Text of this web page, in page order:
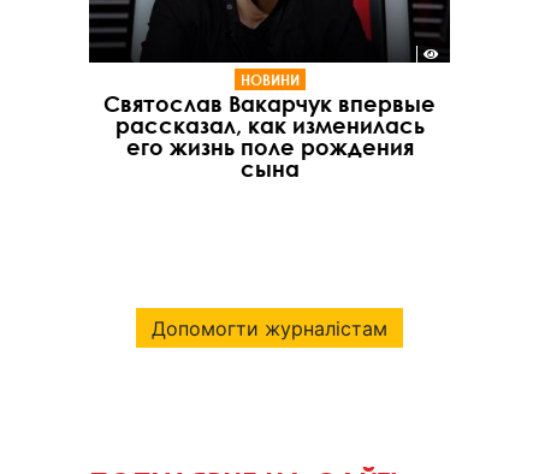
НОВИНИ
Святослав Вакарчук впервые
рассказал, как изменилась
его жизнь поле рождения
сына
Допомогти журналістам